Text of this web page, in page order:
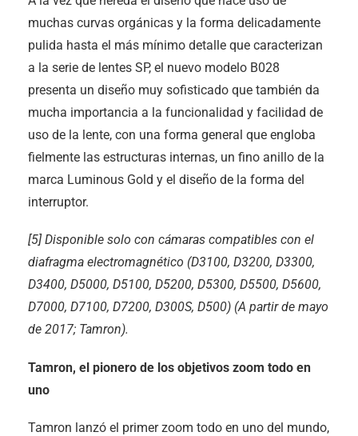
muchas curvas orgánicas y la forma delicadamente
pulida hasta el más mínimo detalle que caracterizan
a la serie de lentes SP, el nuevo modelo B028
presenta un diseño muy sofisticado que también da
mucha importancia a la funcionalidad y facilidad de
uso de la lente, con una forma general que engloba
fielmente las estructuras internas, un fino anillo de la
marca Luminous Gold y el diseño de la forma del
interruptor.
[5] Disponible solo con cámaras compatibles con el
diafragma electromagnético (D3100, D3200, D3300,
D3400, D5000, D5100, D5200, D5300, D5500, D5600,
D7000, D7100, D7200, D300S, D500) (A partir de mayo
de 2017; Tamron).
Tamron, el pionero de los objetivos zoom todo en
uno
Tamron lanzó el primer zoom todo en uno del mundo,